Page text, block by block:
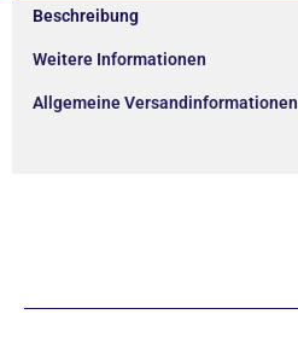
Beschreibung
Weitere Informationen
Allgemeine Versandinformationen